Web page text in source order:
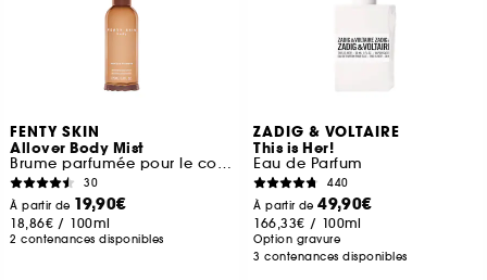
FENTY SKIN
Allover Body Mist
Brume parfumée pour le corps
30
À partir de 19,90€
18,86€ / 100ml
2 contenances disponibles
ZADIG & VOLTAIRE
This is Her!
Eau de Parfum
440
À partir de49,90€
166,33€ / 100ml
Option gravure
3 contenances disponibles